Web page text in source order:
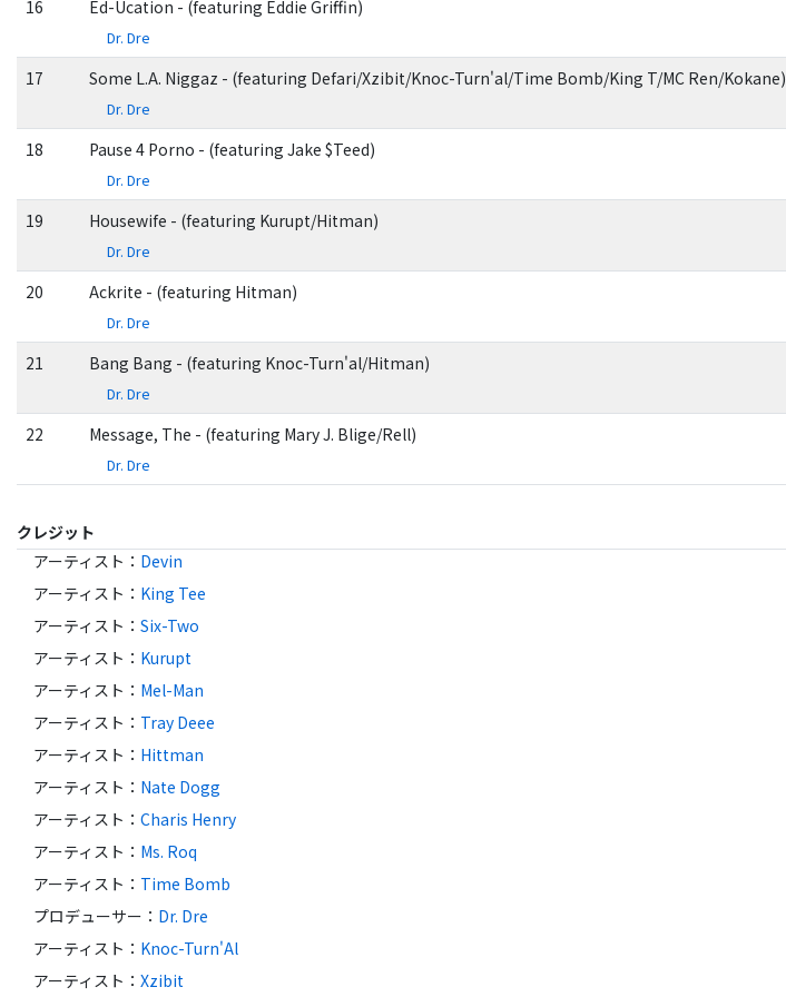
16 Ed-Ucation - (featuring Eddie Griffin)
Dr. Dre
17 Some L.A. Niggaz - (featuring Defari/Xzibit/Knoc-Turn'al/Time Bomb/King T/MC Ren/Kokane)
Dr. Dre
18 Pause 4 Porno - (featuring Jake $Teed)
Dr. Dre
19 Housewife - (featuring Kurupt/Hitman)
Dr. Dre
20 Ackrite - (featuring Hitman)
Dr. Dre
21 Bang Bang - (featuring Knoc-Turn'al/Hitman)
Dr. Dre
22 Message, The - (featuring Mary J. Blige/Rell)
Dr. Dre
クレジット
アーティスト ： Devin
アーティスト ： King Tee
アーティスト ： Six-Two
アーティスト ： Kurupt
アーティスト ： Mel-Man
アーティスト ： Tray Deee
アーティスト ： Hittman
アーティスト ： Nate Dogg
アーティスト ： Charis Henry
アーティスト ： Ms. Roq
アーティスト ： Time Bomb
プロデューサー ： Dr. Dre
アーティスト ： Knoc-Turn'Al
アーティスト ： Xzibit